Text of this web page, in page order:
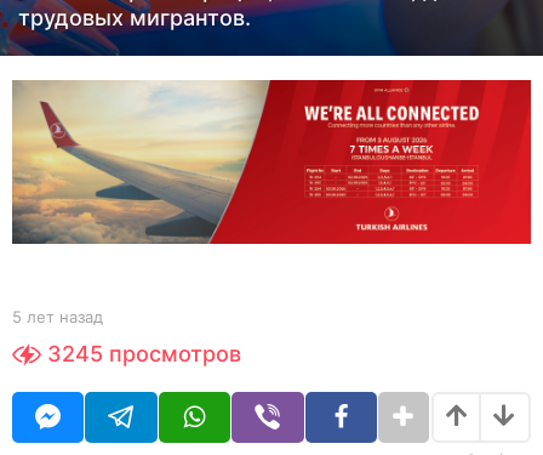
д
5
л
н
а
з
д
трудовых мигрантов.
b
Y
O
R
5 лет назад
е
н
3245 просмотров